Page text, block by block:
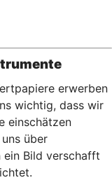
erwerben
wichtig, dass wir
einschätzen
über
ein Bild verschafft